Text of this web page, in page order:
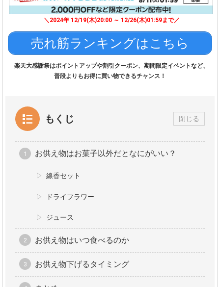
＼2024年 12/19(木)20:00 ～ 12/26(木)01:59まで／
売れ筋ランキングはこちら
楽天大感謝祭はポイントアップや割引クーポン、期間限定イベントなど、
普段よりもお得に買い物できるチャンス！
もくじ 閉じる
お供え物はお菓子以外だとなにがいい？
線香セット
ドライフラワー
ジュース
お供え物はいつ食べるのか
お供え物下げるタイミング